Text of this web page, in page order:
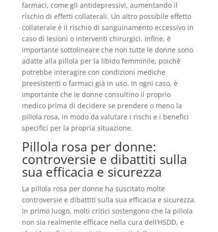
farmaci, come gli antidepressivi, aumentando il
rischio di effetti collaterali. Un altro possibile effetto
collaterale è il rischio di sanguinamento eccessivo in
caso di lesioni o interventi chirurgici. Infine, è
importante sottolineare che non tutte le donne sono
adatte alla pillola per la libido femminile, poichê
potrebbe interagire con condizioni mediche
preesistenti o farmaci già in uso. In ogni caso, è
importante che le donne consultino il proprio
medico prima di decidere se prendere o meno la
pillola rosa, in modo da valutare i rischi e i benefici
specifici per la propria situazione.
Pillola rosa per donne:
controversie e dibattiti sulla
sua efficacia e sicurezza
La pillola rosa per donne ha suscitato molte
controversie e dibattiti sulla sua efficacia e sicurezza.
In primo luogo, molti critici sostengono che la pillola
non sia realmente efficace nella cura dell’HSDD, e